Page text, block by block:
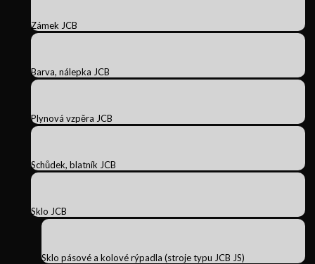
Zámek JCB
Barva, nálepka JCB
Plynová vzpěra JCB
Schůdek, blatník JCB
Sklo JCB
Sklo pásové a kolové rýpadla (stroje typu JCB JS)